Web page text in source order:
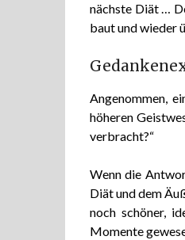
nächste Diät …
baut und wieder
Angenommen,
höheren
verbracht?“
Wenn die
Diät und dem
noch schöner,
Momente